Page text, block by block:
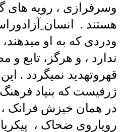
وسرفرازی ، رویه های
هستند . انسان
ودردی که به او
ندارد ، و هرگز، تابع و
قهروتهدید نمیگردد .
ژرفیست که بنیاد
در همان خیزش فرانک ،
رویاروی ضحاک ،